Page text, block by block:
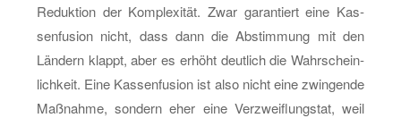
Re­duk­ti­on der Kom­ple­xi­tät. Zwar ga­ran­tiert eine Kas­
sen­fu­si­on nicht, dass dann die Ab­stim­mung mit den
Län­dern klappt, aber es er­höht deut­lich die Wahr­schein­
lich­keit. Eine Kas­sen­fu­si­on ist also nicht eine zwin­gen­de
Maß­nah­me, son­dern eher eine Ver­zweif­lungs­tat, weil